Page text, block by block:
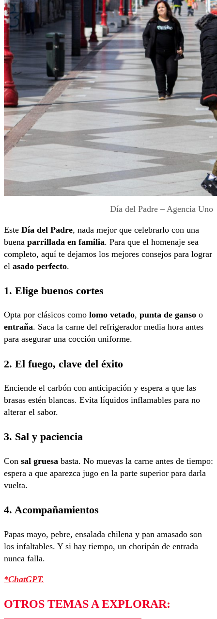
Día del Padre – Agencia Uno
Este Día del Padre, nada mejor que celebrarlo con una
buena parrillada en familia. Para que el homenaje sea
completo, aquí te dejamos los mejores consejos para lograr
el asado perfecto.
1. Elige buenos cortes
Opta por clásicos como lomo vetado, punta de ganso o
entraña. Saca la carne del refrigerador media hora antes
para asegurar una cocción uniforme.
2. El fuego, clave del éxito
Enciende el carbón con anticipación y espera a que las
brasas estén blancas. Evita líquidos inflamables para no
alterar el sabor.
3. Sal y paciencia
Con sal gruesa basta. No muevas la carne antes de tiempo:
espera a que aparezca jugo en la parte superior para darla
vuelta.
4. Acompañamientos
Papas mayo, pebre, ensalada chilena y pan amasado son
los infaltables. Y si hay tiempo, un choripán de entrada
nunca falla.
*ChatGPT.
OTROS TEMAS A EXPLORAR: